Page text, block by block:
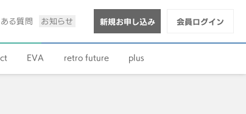
る質問 お知らせ 新規お申し込み 会員ログイン
EVA retro future plus